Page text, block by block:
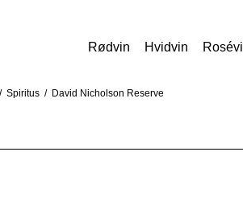
Rødvin Hvidvin
/ Spiritus / David Nicholson Reserve